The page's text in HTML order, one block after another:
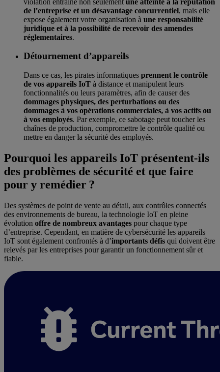
de l’entreprise et un désavantage concurrentiel, mais elle
expose également votre organisation à une responsabilité
juridique et à la possibilité de recevoir des amendes
réglementaires.
Détournement d’appareils
Dans ce cas, les pirates informatiques prennent le contrôle
de vos appareils IoT à distance et manipulent leurs
fonctionnalités ou leurs paramètres, afin de causer des
dommages physiques, des perturbations ou des
dommages à vos opérations commerciales, à vos actifs ou
à vos employés. Par exemple, ce sabotage peut toucher les
chaînes de production, compromettre le contrôle qualité ou
mettre en danger la sécurité des employés.
Pourquoi les appareils IoT présentent-ils
des problèmes de sécurité et que faire
pour y remédier ?
Des systèmes de point de vente au détail, aux contrôles connectés
des environnements de bureau, la technologie IoT en pleine
évolution offre de nombreux avantages pour chaque type
d’entreprise. Cependant, en matière de cybersécurité les appareils
IoT sont également confrontés à d’importants défis qui doivent être
relevés par les entreprises pour garantir un fonctionnement sûr et
fiable.